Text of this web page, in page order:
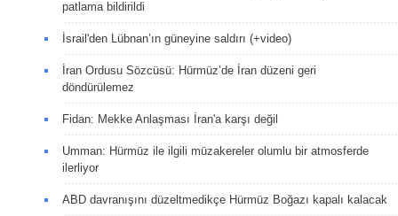
patlama bildirildi
İsrail'den Lübnan’ın güneyine saldırı (+video)
İran Ordusu Sözcüsü: Hürmüz’de İran düzeni geri
döndürülemez
Fidan: Mekke Anlaşması İran'a karşı değil
Umman: Hürmüz ile ilgili müzakereler olumlu bir atmosferde
ilerliyor
ABD davranışını düzeltmedikçe Hürmüz Boğazı kapalı kalacak